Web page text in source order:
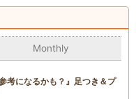
Monthly
考になるかも？』足つき＆プ